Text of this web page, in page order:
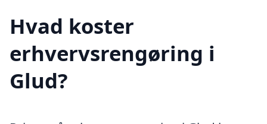
Hvad koster
erhvervsrengøring i
Glud?